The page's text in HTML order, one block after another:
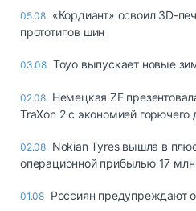
05.08 «Кордиант» освоил 3D-
прототипов шин
03.08 Toyo выпускает новые
02.08 Немецкая ZF
TraXon 2 с экономией горючего
02.08 Nokian Tyres вышла в
операционной прибылью 17
01.08 Россиян предупреждают